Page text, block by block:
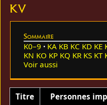
KV
Sommaire
K0–9 KA KB KC KD KE
KN KO KP KQ KR KS KT
Voir aussi
Titre Personnes